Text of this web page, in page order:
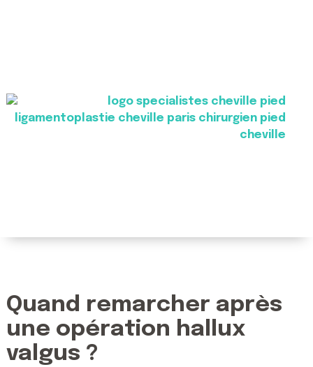
Quand remarcher après
une opération hallux
valgus ?